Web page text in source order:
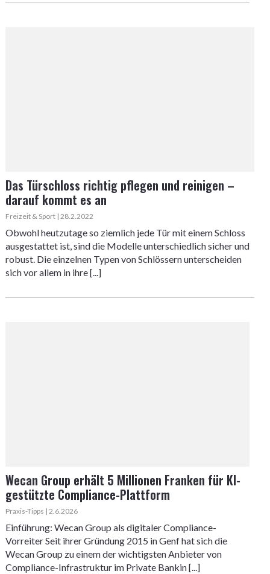
Das Türschloss richtig pflegen und reinigen –
darauf kommt es an
Freizeit & Sport | 28.2.2022
Obwohl heutzutage so ziemlich jede Tür mit einem Schloss
ausgestattet ist, sind die Modelle unterschiedlich sicher und
robust. Die einzelnen Typen von Schlössern unterscheiden
sich vor allem in ihre [...]
Wecan Group erhält 5 Millionen Franken für KI-
gestützte Compliance-Plattform
Praxis-Tipps | 2.6.2026
Einführung: Wecan Group als digitaler Compliance-
Vorreiter Seit ihrer Gründung 2015 in Genf hat sich die
Wecan Group zu einem der wichtigsten Anbieter von
Compliance-Infrastruktur im Private Bankin [...]